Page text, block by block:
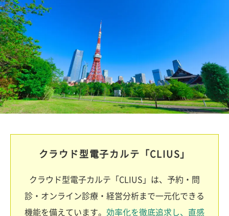
クラウド型電子カルテ「CLIUS」
クラウド型電子カルテ「CLIUS」は、予約・問
診・オンライン診療・経営分析まで一元化できる
機能を備えています。 効率化を徹底追求し、直感